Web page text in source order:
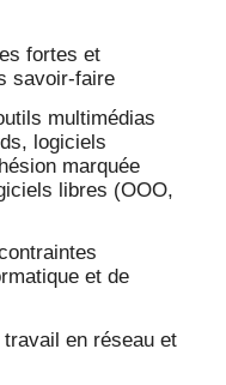
fortes et
savoir-faire
multimédias
logiciels
marquée
libres (OOO,
et de
travail en réseau et